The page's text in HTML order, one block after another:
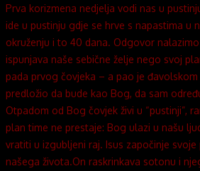
Prva korizmena nedjelja vodi nas u
ide u pustinju gdje se hrve s napastima u
okruženju i to 40 dana. Odgovor
ispunjava naše sebične želje nego svoj
pada prvog čovjeka – a pao je đavolskom
predložio da bude kao Bog, da sam
Otpadom od Bog čovjek živi u “pustinji”,
plan time ne prestaje: Bog ulazi u našu
vratiti u izgubljeni raj. Isus započinje
našega života.On raskrinkava sotonu i